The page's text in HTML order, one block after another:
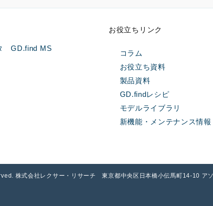
GD.find MS
お役立ちリンク
コラム
お役立ち資料
製品資料
GD.findレシピ
モデルライブラリ
新機能・メンテナンス情報
株式会社レクサー・リサーチ 東京都中央区日本橋小伝馬町14-10 ア